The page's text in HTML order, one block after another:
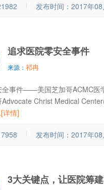
发布时间：2017年08
追求医院零安全事件
来源： 祁冉
全事件——美国芝加哥ACMC医
Christ Medical
[详情]
发布时间：2017年08
3大关键点，让医院筹